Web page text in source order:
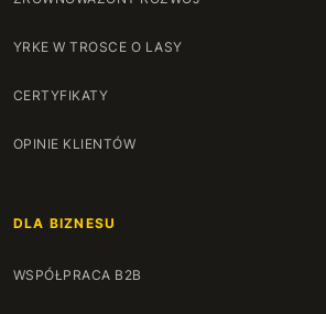
YRKE W TROSCE O LASY
CERTYFIKATY
OPINIE KLIENTÓW
DLA BIZNESU
WSPÓŁPRACA B2B